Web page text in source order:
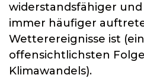
widerstandsfähiger
immer häufiger
Wetterereignisse ist
offensichtlichsten
Klimawandels).